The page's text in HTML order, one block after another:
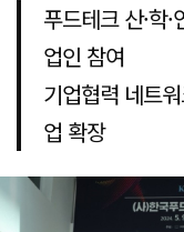
푸드테크 산·학
업인 참여
기업협력 네트
업 확장